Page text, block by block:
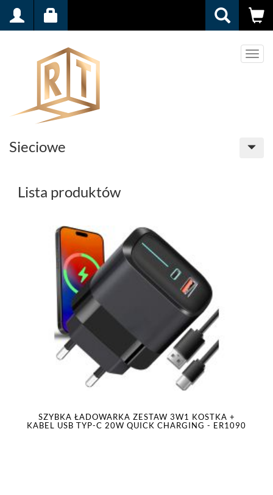
Menu
Sieciowe
Lista produktów
SZYBKA ŁADOWARKA ZESTAW 3W1 KOSTKA +
KABEL USB TYP-C 20W QUICK CHARGING - ER1090